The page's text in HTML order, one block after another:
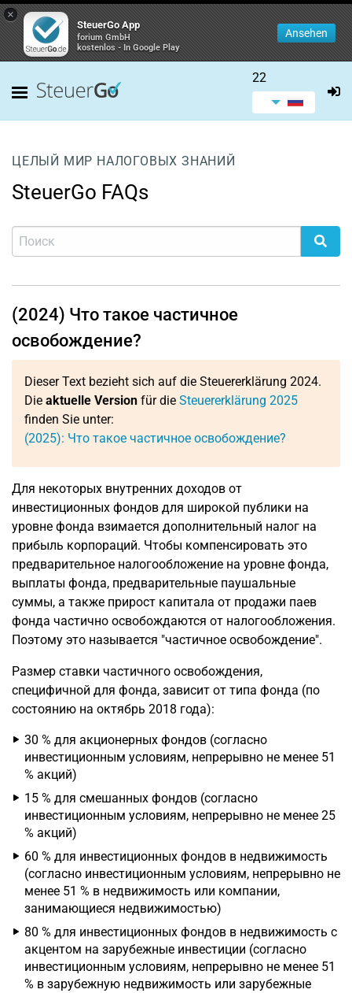
×
SteuerGo App
forium GmbH
kostenlos - In Google Play
Ansehen
22
ЦЕЛЫЙ МИР НАЛОГОВЫХ ЗНАНИЙ
SteuerGo FAQs
(2024) Что такое частичное
освобождение?
Dieser Text bezieht sich auf die Steuererklärung 2024.
Die aktuelle Version für die Steuererklärung 2025
finden Sie unter:
(2025): Что такое частичное освобождение?
Для некоторых внутренних доходов от
инвестиционных фондов для широкой публики на
уровне фонда взимается дополнительный налог на
прибыль корпораций. Чтобы компенсировать это
предварительное налогообложение на уровне фонда,
выплаты фонда, предварительные паушальные
суммы, а также прирост капитала от продажи паев
фонда частично освобождаются от налогообложения.
Поэтому это называется "частичное освобождение".
Размер ставки частичного освобождения,
специфичной для фонда, зависит от типа фонда (по
состоянию на октябрь 2018 года):
30 % для акционерных фондов (согласно
инвестиционным условиям, непрерывно не менее 51
% акций)
15 % для смешанных фондов (согласно
инвестиционным условиям, непрерывно не менее 25
% акций)
60 % для инвестиционных фондов в недвижимость
(согласно инвестиционным условиям, непрерывно не
менее 51 % в недвижимость или компании,
занимающиеся недвижимостью)
80 % для инвестиционных фондов в недвижимость с
акцентом на зарубежные инвестиции (согласно
инвестиционным условиям, непрерывно не менее 51
% в зарубежную недвижимость или зарубежные